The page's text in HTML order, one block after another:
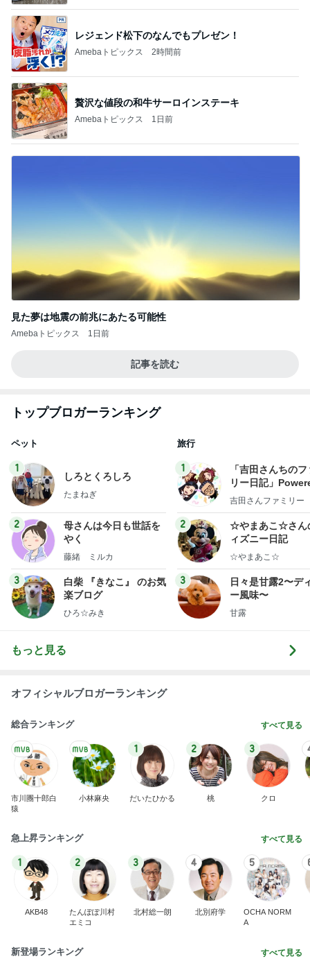
レジェンド松下のなんでもプレゼン！
Amebaトピックス 2時間前
贅沢な値段の和牛サーロインステーキ
Amebaトピックス 1日前
見た夢は地震の前兆にあたる可能性
Amebaトピックス 1日前
記事を読む
トップブロガーランキング
ペット
1
しろとくろしろ
たまねぎ
2
母さんは今日も世話を
やく
藤緒 ミルカ
3
白柴 『きなこ』 のお気
楽ブログ
ひろ☆みき
旅行
1
「吉田さんちの
リー日記」
y Ameba 吉田さ
ログ
吉田さんファミリー
2
☆やまあこ☆さん
ィズニー日記
☆やまあこ☆
3
日々是甘露2〜デ
ー風味〜
甘露
もっと見る
オフィシャルブロガーランキング
総合ランキング すべて見る
市川團十郎白
猿
小林麻央
1
だいたひかる
2
桃
3
クロ
急上昇ランキング すべて見る
1
AKB48
2
たんぽぽ川村
エミコ
3
北村総一朗
4
北別府学
5
OCHA NORM
A
新登場ランキング すべて見る